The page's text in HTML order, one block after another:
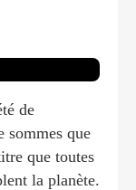
de
sommes que
que toutes
la planète.